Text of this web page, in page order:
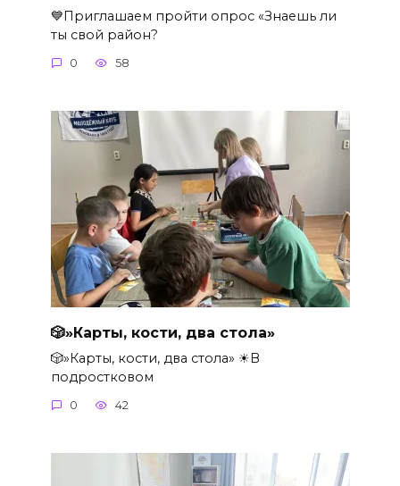
💙Приглашаем пройти опрос «Знаешь ли
ты свой район?
0 58
🎲»Карты, кости, два стола»
🎲»Карты, кости, два стола» ☀В
подростковом
0 42